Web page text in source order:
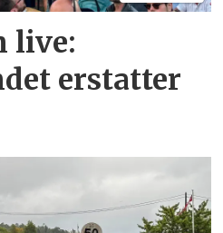
live:
erstatter